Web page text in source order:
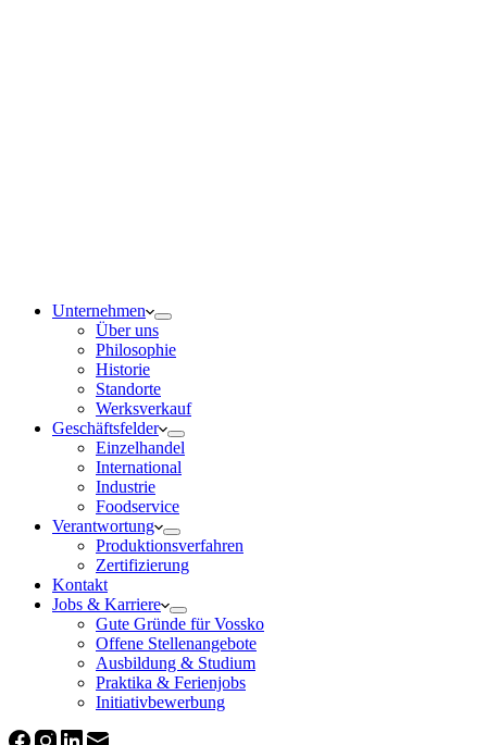
Unternehmen
Über uns
Philosophie
Historie
Standorte
Werksverkauf
Geschäftsfelder
Einzelhandel
International
Industrie
Foodservice
Verantwortung
Produktionsverfahren
Zertifizierung
Kontakt
Jobs & Karriere
Gute Gründe für Vossko
Offene Stellenangebote
Ausbildung & Studium
Praktika & Ferienjobs
Initiativbewerbung